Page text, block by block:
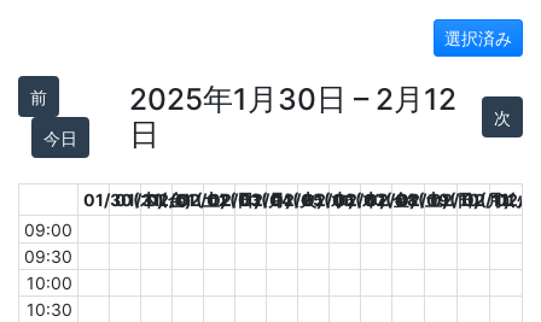
選択済み
前
今日
2025年1月30日 – 2月12
日
次
01/30(木)
01/31(金)
02/01(土)
02/02(日)
02/03(月)
02/04(火)
02/05(水)
02/06(木)
02/07(金)
02/08(土)
02/09(日)
02/10(月)
02/11(火)
02/
09:00
09:30
10:00
10:30